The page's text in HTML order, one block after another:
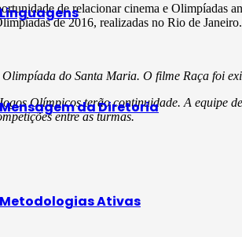
Linguagens
Mensagem da Diretoria
Metodologias Ativas
de relacionar cinema e Olimpíadas
de 2016, realizadas no Rio de
do Santa Maria. O filme Raça foi
Olímpicos terão continuidade. A
entre as turmas.